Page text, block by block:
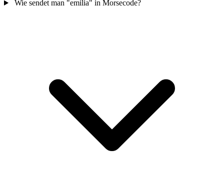
Wie sendet man "emilia" in Morsecode?